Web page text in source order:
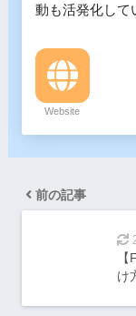
動も活発化して
Website
前の記事
け